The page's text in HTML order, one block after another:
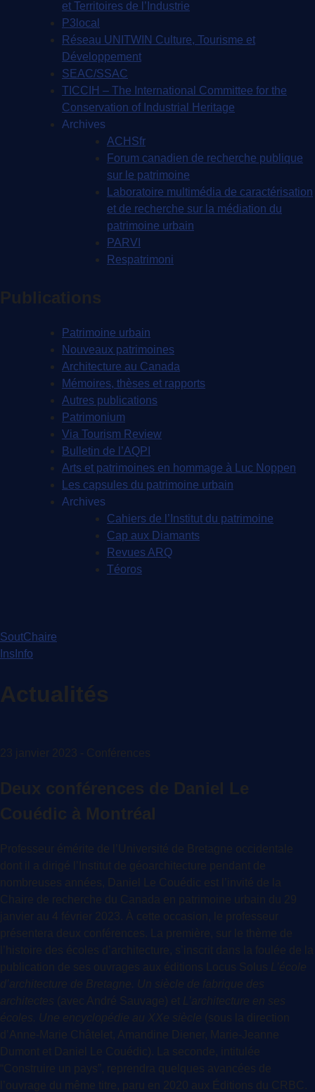
et Territoires de l’Industrie
P3local
Réseau UNITWIN Culture, Tourisme et
Développement
SEAC/SSAC
TICCIH – The International Committee for the
Conservation of Industrial Heritage
Archives
ACHSfr
Forum canadien de recherche publique
sur le patrimoine
Laboratoire multimédia de caractérisation
et de recherche sur la médiation du
patrimoine urbain
PARVI
Respatrimoni
Publications
Patrimoine urbain
Nouveaux patrimoines
Architecture au Canada
Mémoires, thèses et rapports
Autres publications
Patrimonium
Via Tourism Review
Bulletin de l’AQPI
Arts et patrimoines en hommage à Luc Noppen
Les capsules du patrimoine urbain
Archives
Cahiers de l’Institut du patrimoine
Cap aux Diamants
Revues ARQ
Téoros
SoutChaire
InsInfo
Actualités
23 janvier 2023 - Conférences
Deux conférences de Daniel Le
Couédic à Montréal
Professeur émérite de l’Université de Bretagne occidentale
dont il a dirigé l’Institut de géoarchitecture pendant de
nombreuses années, Daniel Le Couédic est l’invité de la
Chaire de recherche du Canada en patrimoine urbain du 29
janvier au 4 février 2023. À cette occasion, le professeur
présentera deux conférences. La première, sur le thème de
l’histoire des écoles d’architecture, s’inscrit dans la foulée de la
publication de ses ouvrages aux éditions Locus Solus L’école
d’architecture de Bretagne. Un siècle de fabrique des
architectes (avec André Sauvage) et L’architecture en ses
écoles. Une encyclopédie au XXe siècle (sous la direction
d’Anne-Marie Châtelet, Amandine Diener, Marie-Jeanne
Dumont et Daniel Le Couédic). La seconde, intitulée
“Construire un pays”, reprendra quelques avancées de
l’ouvrage du même titre, paru en 2020 aux Éditions du CRBC.